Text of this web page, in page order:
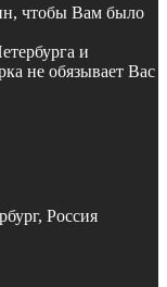
чтобы Вам было
и
не обязывает Вас
Россия